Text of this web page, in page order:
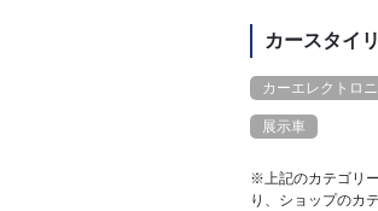
カースタイ
カーエレクトロ
展示車
※上記のカテゴリ
り、ショップのカ